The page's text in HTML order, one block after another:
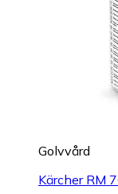
Golvvård
Kärcher RM